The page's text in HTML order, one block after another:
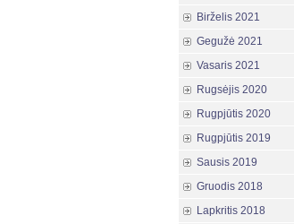
Birželis 2021
Gegužė 2021
Vasaris 2021
Rugsėjis 2020
Rugpjūtis 2020
Rugpjūtis 2019
Sausis 2019
Gruodis 2018
Lapkritis 2018